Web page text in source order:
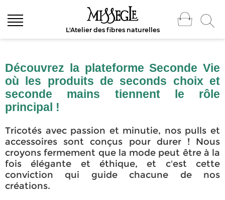
L'Atelier des fibres naturelles
Découvrez la plateforme Seconde Vie
où les produits de seconds choix et
seconde mains tiennent le rôle
principal !
Tricotés avec passion et minutie, nos pulls et
accessoires sont conçus pour durer ! Nous
croyons fermement que la mode peut être à la
fois élégante et éthique, et c'est cette
conviction qui guide chacune de nos
créations.